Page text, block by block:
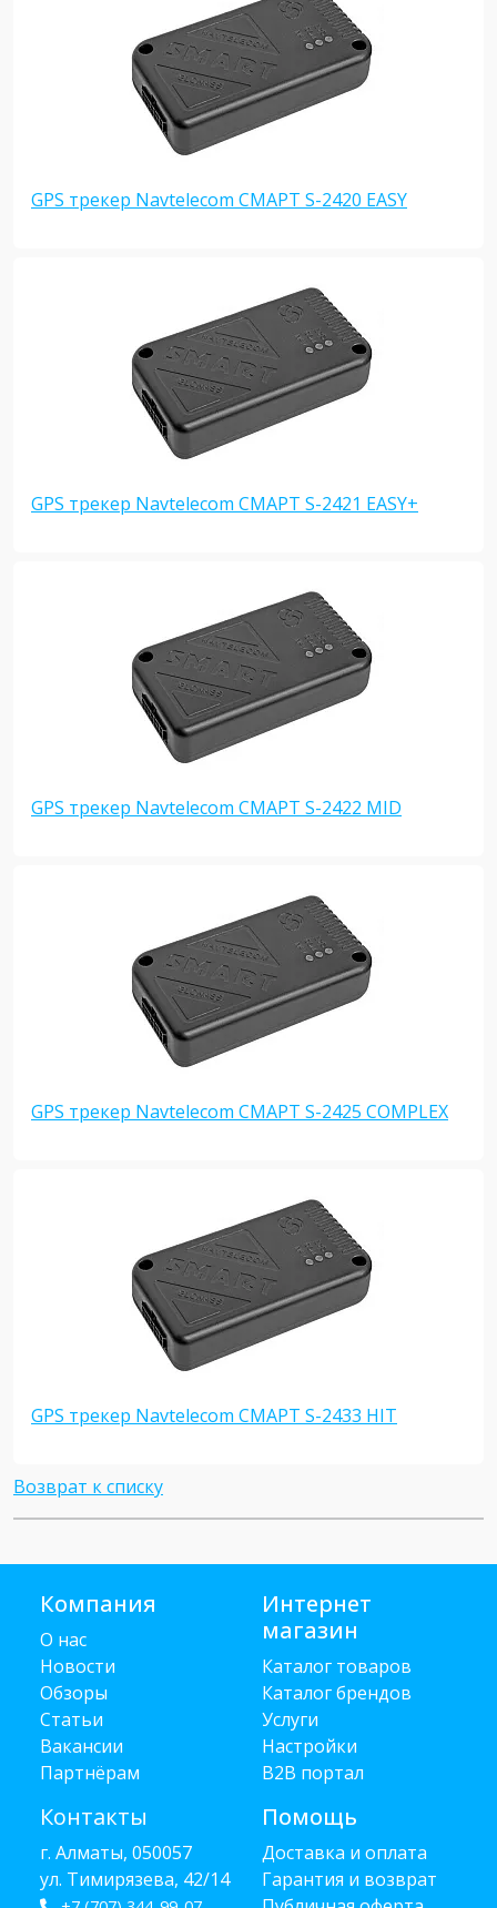
GPS трекер Navtelecom СМАРТ S-2420 EASY
GPS трекер Navtelecom СМАРТ S-2421 EASY+
GPS трекер Navtelecom СМАРТ S-2422 MID
GPS трекер Navtelecom СМАРТ S-2425 COMPLEX
GPS трекер Navtelecom СМАРТ S-2433 HIT
Возврат к списку
Компания
О нас
Новости
Обзоры
Статьи
Вакансии
Партнёрам
Контакты
г. Алматы, 050057
ул. Тимирязева, 42/14
Интернет
магазин
Каталог товаров
Каталог брендов
Услуги
Настройки
B2B портал
Помощь
Доставка и оплата
Гарантия и возврат